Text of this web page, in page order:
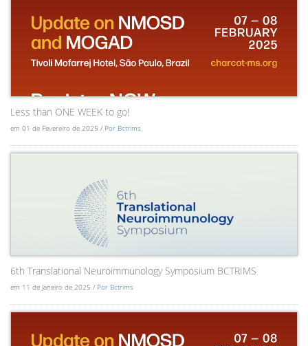
Less than ONE WEEK to go!
em 01 de Fevereiro de 2025 / Por Bctrims
6th Translational Neuroimmunology Symposium BCTRIMS
em 11 de Janeiro de 2025 / Por Bctrims